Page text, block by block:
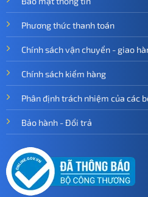
Phương thức thanh toán
Chính sách vận chuyển - giao
Chính sách kiểm hàng
Phân định trách nhiệm của các
Bảo hành - Đổi trả